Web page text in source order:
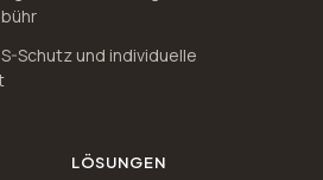
Schutz und individuelle
LÖSUNGEN